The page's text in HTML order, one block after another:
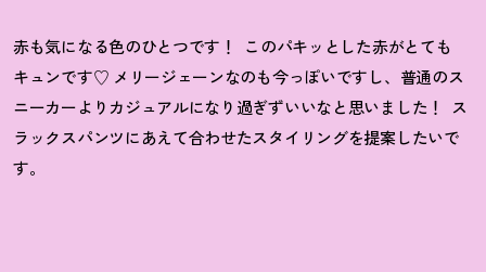
赤も気になる色のひとつです！
このパキッとした赤がとても
キュンです♡ メリージェーンなのも今っぽいですし、普通のス
ニーカーよりカジュアルになり過ぎずいいなと思いました！
ス
ラックスパンツにあえて合わせたスタイリングを提案したいで
す。